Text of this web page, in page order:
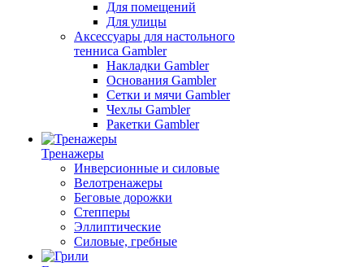
Для помещений
Для улицы
Аксессуары для настольного
тенниса Gambler
Накладки Gambler
Основания Gambler
Сетки и мячи Gambler
Чехлы Gambler
Ракетки Gambler
Тренажеры
Инверсионные и силовые
Велотренажеры
Беговые дорожки
Степперы
Эллиптические
Силовые, гребные